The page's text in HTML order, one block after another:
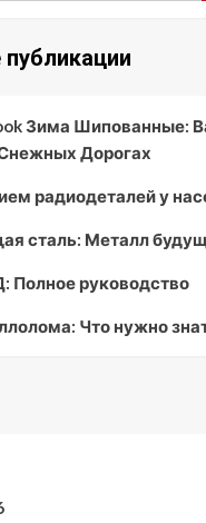
Зима Шипованные:
Дорогах
радиодеталей у
сталь: Металл
Полное руководство
Что нужно